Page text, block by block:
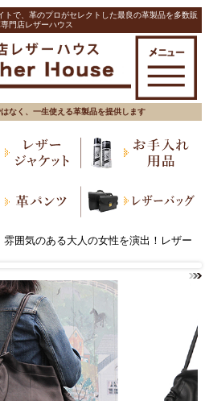
トで、革のプロがセレクトした最良の革製品を多数販
門店レザーハウス
なく、一生使える革製品を提供します
雰囲気のある大人の女性を演出！レザー